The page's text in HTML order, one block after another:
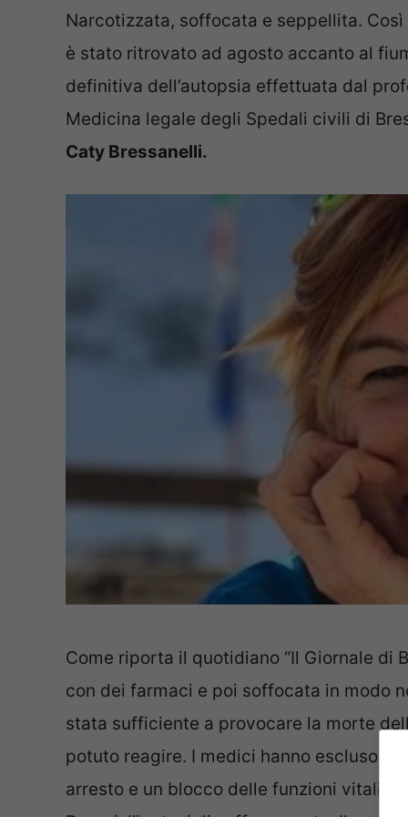
Narcotizzata, soffocata e seppellita.
è stato ritrovato ad agosto accanto al
definitiva dell’autopsia effettuata dal
Medicina legale degli Spedali civili di
Caty Bressanelli.
Come riporta il quotidiano “Il Giornale di
con dei farmaci e poi soffocata in modo
stata sufficiente a provocare la morte
potuto reagire. I medici hanno escluso
arresto e un blocco delle funzioni vitali,